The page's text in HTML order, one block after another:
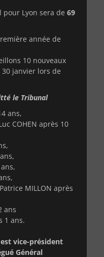
pour Lyon sera de 69
année de
10 nouveaux
janvier lors de
le Tribunal
ans,
COHEN après 10
MILLON après
ans
1 ans.
est vice-président
Général